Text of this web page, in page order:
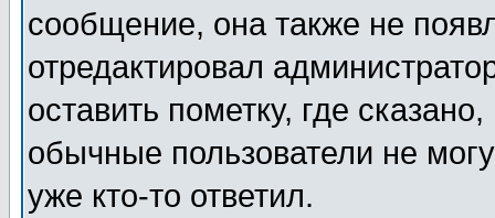
сообщение, она также не
отредактировал
оставить пометку, где
обычные пользователи не
уже кто-то ответил.